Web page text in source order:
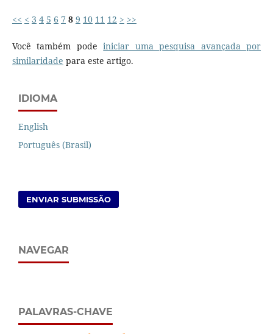
<< < 3 4 5 6 7 8 9 10 11 12 > >>
Você também podeiniciar uma pesquisa avançada por
similaridade para este artigo.
IDIOMA
English
Português (Brasil)
ENVIAR SUBMISSÃO
NAVEGAR
PALAVRAS-CHAVE